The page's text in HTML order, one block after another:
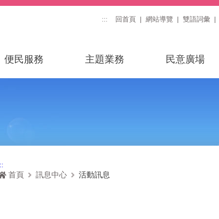
::: 回首頁 網站導覽 雙語詞彙
便民服務 主題業務 民意廣場
首頁 訊息中心 活動訊息